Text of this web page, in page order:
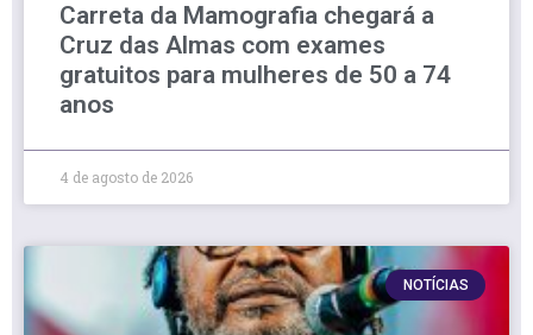
Carreta da Mamografia chegará a
Cruz das Almas com exames
gratuitos para mulheres de 50 a 74
anos
4 de agosto de 2026
NOTÍCIAS